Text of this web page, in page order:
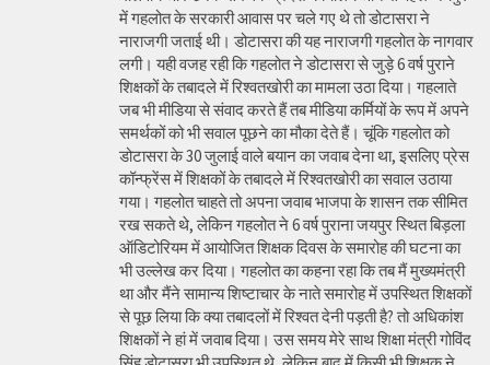
में गहलोत के सरकारी आवास पर चले गए थे तो डोटासरा ने
नाराजगी जताई थी। डोटासरा की यह नाराजगी गहलोत के नागवार
लगी। यही वजह रही कि गहलोत ने डोटासरा से जुड़े 6 वर्ष पुराने
शिक्षकों के तबादले में रिश्वतखोरी का मामला उठा दिया। गहलाते
जब भी मीडिया से संवाद करते हैं तब मीडिया कर्मियों के रूप में अपने
समर्थकों को भी सवाल पूछने का मौका देते हैं। चूंकि गहलोत को
डोटासरा के 30 जुलाई वाले बयान का जवाब देना था, इसलिए प्रेस
कॉन्फ्रेंस में शिक्षकों के तबादले में रिश्वतखोरी का सवाल उठाया
गया। गहलोत चाहते तो अपना जवाब भाजपा के शासन तक सीमित
रख सकते थे, लेकिन गहलोत ने 6 वर्ष पुराना जयपुर स्थित बिड़ला
ऑडिटोरियम में आयोजित शिक्षक दिवस के समारोह की घटना का
भी उल्लेख कर दिया। गहलोत का कहना रहा कि तब मैं मुख्यमंत्री
था और मैंने सामान्य शिष्टाचार के नाते समारोह में उपस्थित शिक्षकों
से पूछ लिया कि क्या तबादलों में रिश्वत देनी पड़ती है? तो अधिकांश
शिक्षकों ने हां में जवाब दिया। उस समय मेरे साथ शिक्षा मंत्री गोविंद